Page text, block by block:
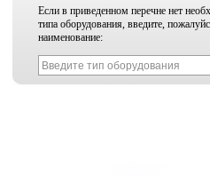
Если в приведенном перечне нет
типа оборудования, введите,
наименование: